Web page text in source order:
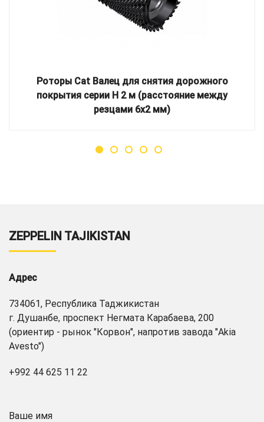
Роторы Cat Валец для снятия дорожного
покрытия серии H 2 м (расстояние между
резцами 6х2 мм)
ZEPPELIN TAJIKISTAN
Адрес
734061, Республика Таджикистан
г. Душанбе, проспект Негмата Карабаева, 200
(ориентир - рынок "Корвон", напротив завода "Akia
Avesto")
+992 44 625 11 22
Ваше имя